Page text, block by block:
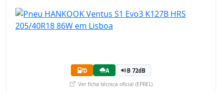
D A B 72dB
Ver ficha técnica oficial (EPREL)